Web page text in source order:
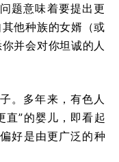
题意味着要提出更
他种族的女婿（或
并会对你坦诚的人
。多年来，有色人
直”的婴儿，即看起
好是由更广泛的种